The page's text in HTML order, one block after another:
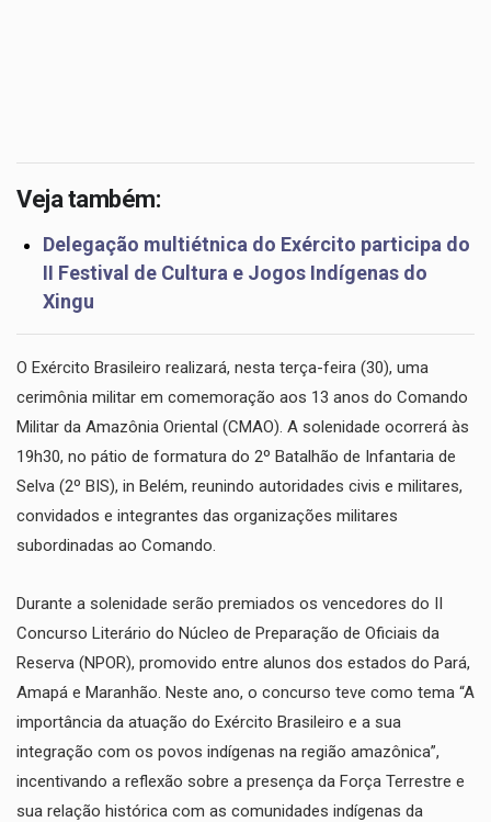
Veja também:
Delegação multiétnica do Exército participa do
II Festival de Cultura e Jogos Indígenas do
Xingu
O Exército Brasileiro realizará, nesta terça-feira (30), uma
cerimônia militar em comemoração aos 13 anos do Comando
Militar da Amazônia Oriental (CMAO). A solenidade ocorrerá às
19h30, no pátio de formatura do 2º Batalhão de Infantaria de
Selva (2º BIS), in Belém, reunindo autoridades civis e militares,
convidados e integrantes das organizações militares
subordinadas ao Comando.
​Durante a solenidade serão premiados os vencedores do II
Concurso Literário do Núcleo de Preparação de Oficiais da
Reserva (NPOR), promovido entre alunos dos estados do Pará,
Amapá e Maranhão. Neste ano, o concurso teve como tema “A
importância da atuação do Exército Brasileiro e a sua
integração com os povos indígenas na região amazônica”,
incentivando a reflexão sobre a presença da Força Terrestre e
sua relação histórica com as comunidades indígenas da